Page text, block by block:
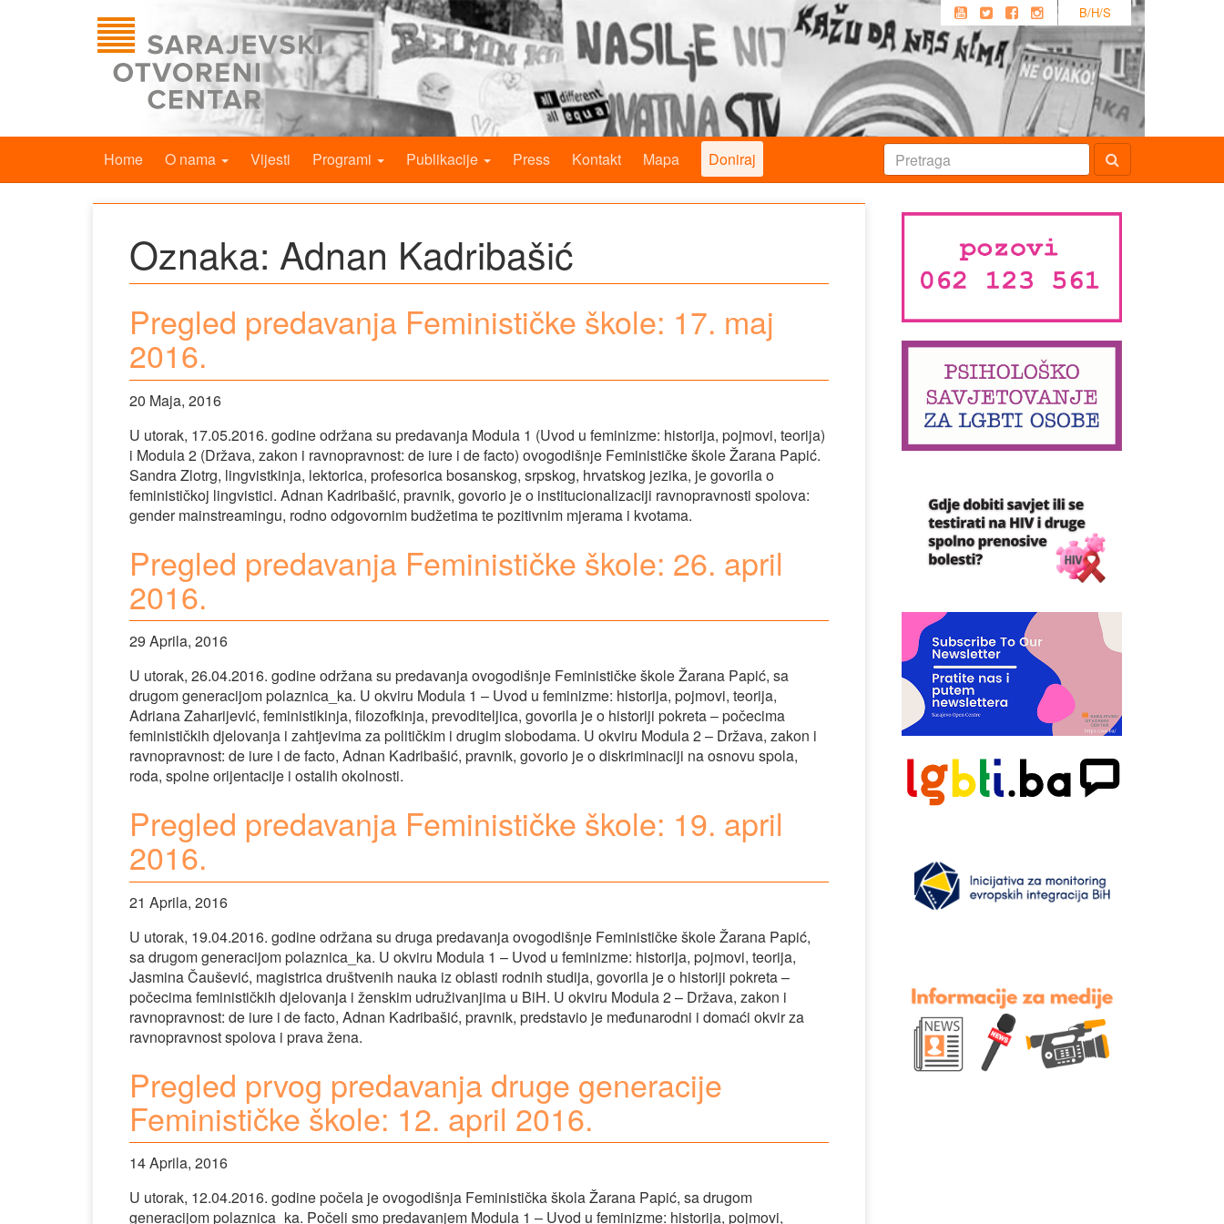
B/H/S
Home O nama Vijesti Programi Publikacije Press Kontakt Mapa Doniraj
Oznaka: Adnan Kadribašić
Pregled predavanja Feminističke škole: 17. maj
2016.
20 Maja, 2016
U utorak, 17.05.2016. godine održana su predavanja Modula 1 (Uvod u feminizme: historija, pojmovi, teorija)
i Modula 2 (Država, zakon i ravnopravnost: de iure i de facto) ovogodišnje Feminističke škole Žarana Papić.
Sandra Zlotrg, lingvistkinja, lektorica, profesorica bosanskog, srpskog, hrvatskog jezika, je govorila o
feminističkoj lingvistici. Adnan Kadribašić, pravnik, govorio je o institucionalizaciji ravnopravnosti spolova:
gender mainstreamingu, rodno odgovornim budžetima te pozitivnim mjerama i kvotama.
Pregled predavanja Feminističke škole: 26. april
2016.
29 Aprila, 2016
U utorak, 26.04.2016. godine održana su predavanja ovogodišnje Feminističke škole Žarana Papić, sa
drugom generacijom polaznica_ka. U okviru Modula 1 – Uvod u feminizme: historija, pojmovi, teorija,
Adriana Zaharijević, feministikinja, filozofkinja, prevoditeljica, govorila je o historiji pokreta – počecima
feminističkih djelovanja i zahtjevima za političkim i drugim slobodama. U okviru Modula 2 – Država, zakon i
ravnopravnost: de iure i de facto, Adnan Kadribašić, pravnik, govorio je o diskriminaciji na osnovu spola,
roda, spolne orijentacije i ostalih okolnosti.
Pregled predavanja Feminističke škole: 19. april
2016.
21 Aprila, 2016
U utorak, 19.04.2016. godine održana su druga predavanja ovogodišnje Feminističke škole Žarana Papić,
sa drugom generacijom polaznica_ka. U okviru Modula 1 – Uvod u feminizme: historija, pojmovi, teorija,
Jasmina Čaušević, magistrica društvenih nauka iz oblasti rodnih studija, govorila je o historiji pokreta –
počecima feminističkih djelovanja i ženskim udruživanjima u BiH. U okviru Modula 2 – Država, zakon i
ravnopravnost: de iure i de facto, Adnan Kadribašić, pravnik, predstavio je međunarodni i domaći okvir za
ravnopravnost spolova i prava žena.
Pregled prvog predavanja druge generacije
Feminističke škole: 12. april 2016.
14 Aprila, 2016
U utorak, 12.04.2016. godine počela je ovogodišnja Feministička škola Žarana Papić, sa drugom
generacijom polaznica_ka. Počeli smo predavanjem Modula 1 – Uvod u feminizme: historija, pojmovi,